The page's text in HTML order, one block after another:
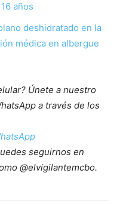
años
deshidratado en la
médica en albergue
Únete a nuestro
a través de los
seguirnos en
@elvigilantemcbo.